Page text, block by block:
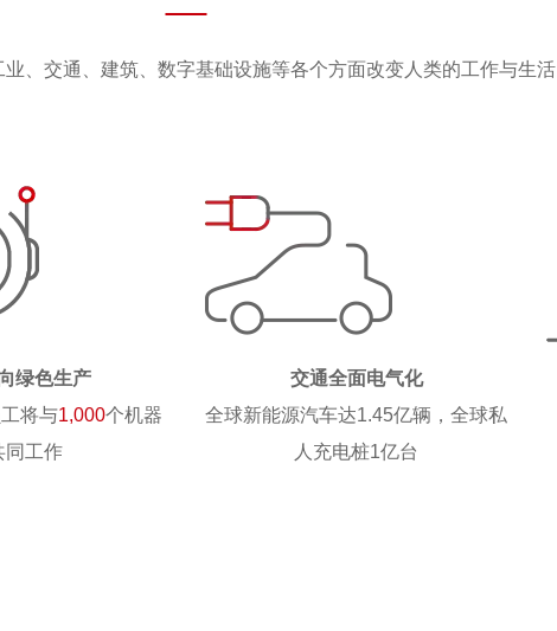
、交通、建筑、数字基础设施等各个方面改变人类的工作与生活
绿色生产
将与1,000个机器
同工作
交通全面电气化
全球新能源汽车达1.45亿辆，全球私
人充电桩1亿台